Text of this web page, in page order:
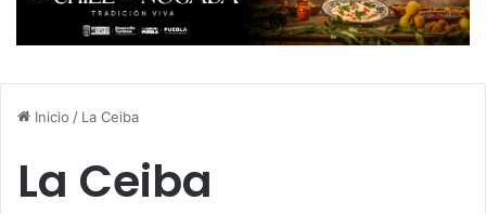
Inicio / La Ceiba
La Ceiba